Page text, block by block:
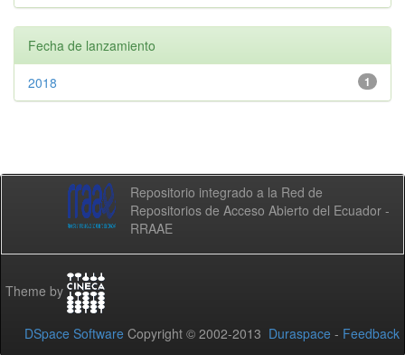
Fecha de lanzamiento
1
2018
Repositorio integrado a la Red de
Repositorios de Acceso Abierto del Ecuador -
RRAAE
Theme by
DSpace Software Copyright © 2002-2013 Duraspace - Feedback